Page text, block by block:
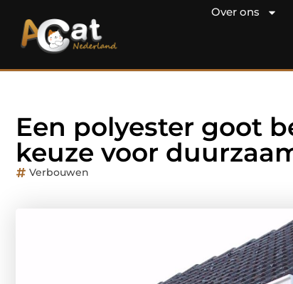
Over ons
Een polyester goot
keuze voor
Verbouwen